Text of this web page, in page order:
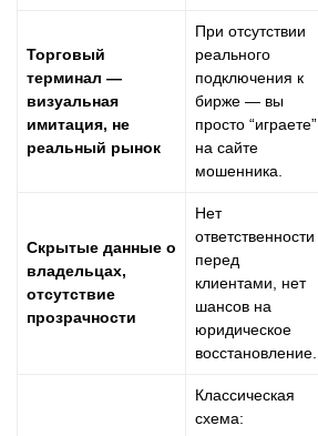
Торговый
терминал —
визуальная
имитация, не
реальный рынок
При отсутствии
реального
подключения к
бирже — вы
просто “играете”
на сайте
мошенника.
Скрытые данные о
владельцах,
отсутствие
прозрачности
Нет
ответственности
перед
клиентами, нет
шансов на
юридическое
восстановление.
Классическая
схема: